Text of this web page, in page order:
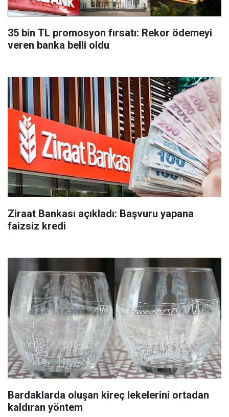
35 bin TL promosyon fırsatı: Rekor ödemeyi
veren banka belli oldu
Ziraat Bankası açıkladı: Başvuru yapana
faizsiz kredi
Bardaklarda oluşan kireç lekelerini ortadan
kaldıran yöntem